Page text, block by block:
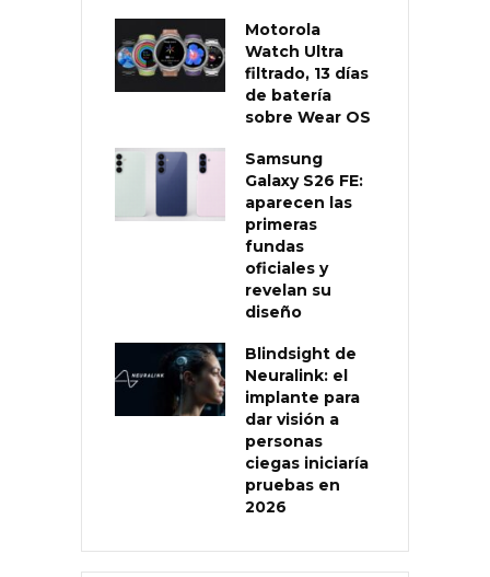
Motorola
Watch Ultra
filtrado, 13 días
de batería
sobre Wear OS
Samsung
Galaxy S26 FE:
aparecen las
primeras
fundas
oficiales y
revelan su
diseño
Blindsight de
Neuralink: el
implante para
dar visión a
personas
ciegas iniciaría
pruebas en
2026